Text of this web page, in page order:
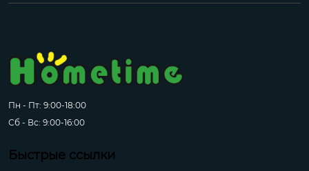
Пн - Пт: 9:00-18:00
Сб - Вс: 9:00-16:00
Быстрые ссылки